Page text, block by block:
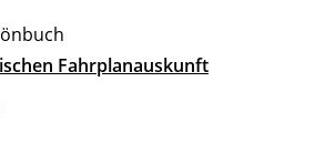
Fahrplanauskunft